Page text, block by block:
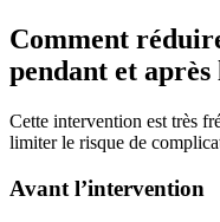
Comment
pendant et
Cette intervention est très
limiter le risque de
Avant l’intervention